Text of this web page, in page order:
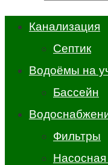
Канализация
Септик
Водоёмы на
Бассейн
Фильтры
Насосная